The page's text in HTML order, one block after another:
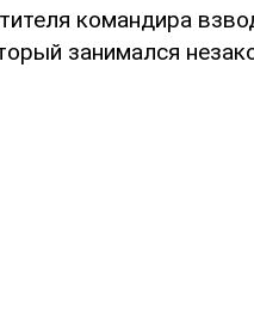
командира
занимался